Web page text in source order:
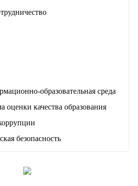
образовательная среда
оценки качества образования
безопасность